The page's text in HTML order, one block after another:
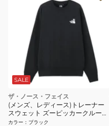
SALE
ザ・ノース・フェイス
(メンズ、レディース)トレーナー
スウェット ズーピッカークルー
NT12646 K
カラー ： ブラック